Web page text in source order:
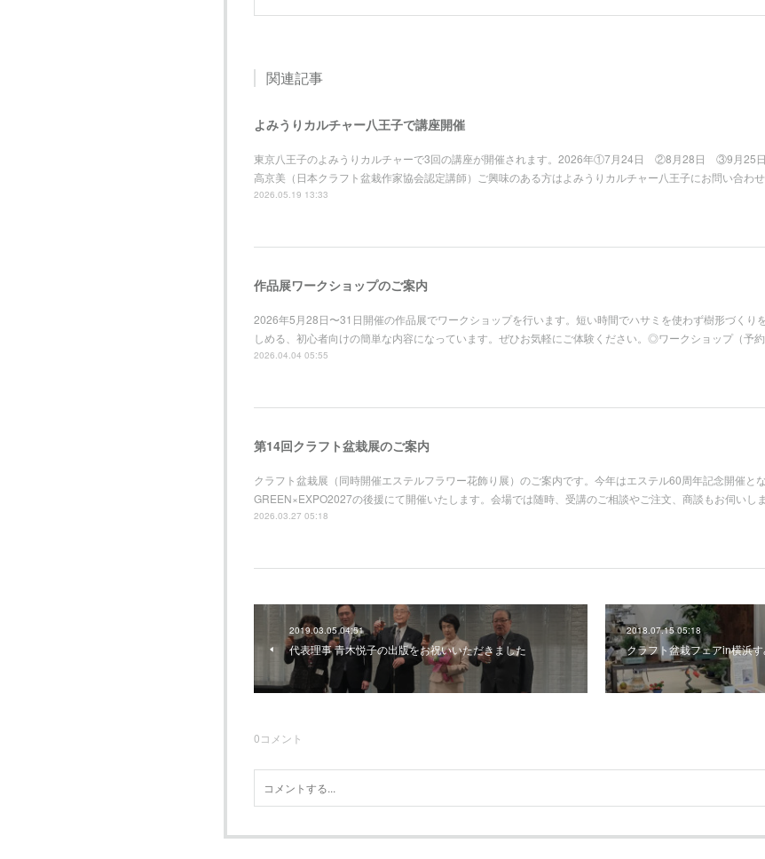
関連記事
よみうりカルチャー八王子で講座開催
東京八王子のよみうりカルチャーで3回の講座が開催されます。2026年①7月24日 ②8月28日 ③9月25
高京美（日本クラフト盆栽作家協会認定講師）ご興味のある方はよみうりカルチャー八王子にお問い合わ
2026.05.19 13:33
作品展ワークショップのご案内
2026年5月28日〜31日開催の作品展でワークショップを行います。短い時間でハサミを使わず樹形づくり
しめる、初心者向けの簡単な内容になっています。ぜひお気軽にご体験ください。◎ワークショップ（予
2026.04.04 05:55
第14回クラフト盆栽展のご案内
クラフト盆栽展（同時開催エステルフラワー花飾り展）のご案内です。今年はエステル60周年記念開催とな
GREEN×EXPO2027の後援にて開催いたします。会場では随時、受講のご相談やご注文、商談もお伺いし
2026.03.27 05:18
2019.03.05 04:51
代表理事 青木悦子の出版をお祝いいただきました
2018.07.15 05:18
クラフト盆栽フェアin横浜
0コメント